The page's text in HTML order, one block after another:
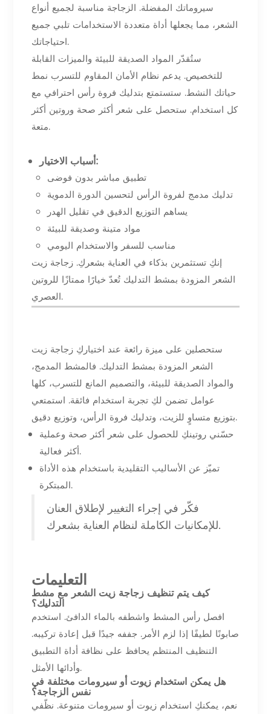
سيروماتك المفضلة. الزجاجة مناسبة لجميع أنواع
الشعر، مما يجعلها أداة متعددة الاستخدامات تلبي جميع
احتياجاتك.
ستُقدّر المواد الصديقة للبيئة والميزات القابلة
للتخصيص. يدعم نظام الأمان المقاوم للتسرب نمط
حياتك النشط. ستستمتع بتدليك فروة رأس احترافي مع
كل استخدام. ستحصل على شعر أكثر صحة وروتين أكثر
متعة.
أسباب الاختيار:
تطبيق مباشر بدون فوضى
تدليك مدمج لفروة الرأس لتحسين الدورة الدموية
يساهم التوزيع الدقيق في تقليل الهدر
مواد متينة وصديقة للبيئة
مناسب للسفر والاستخدام اليومي
إنكِ تستثمرين بذكاء في العناية بشعركِ. زجاجة زيت
الشعر المزودة بمشط التدليك تُعدّ خيارًا ممتازًا للروتين
العصري.
ستحصلين على ميزة رائعة عند اختياركِ زجاجة زيت
الشعر المزودة بمشط التدليك. فالمشط المدمج،
والمواد الصديقة للبيئة، والتصميم المانع للتسرب، كلها
عوامل تضمن لكِ تجربة استخدام فائقة. استمتعي
بتوزيع متساوٍ للزيت، وتدليك فروة الرأس، وتوزيع دقيق.
حسّني روتينكِ للحصول على شعر أكثر صحة وعملية
أكثر فعالية.
تميّز عن الأساليب التقليدية باستخدام هذه الأداة
المبتكرة.
فكّر في إجراء التغيير لإطلاق العنان
للإمكانيات الكاملة لنظام العناية بشعرك.
التعليمات
كيف يتم تنظيف زجاجة زيت الشعر مع مشط
التدليك؟
افصل رأس المشط واشطفه بالماء الدافئ. استخدم
صابونًا لطيفًا إذا لزم الأمر. جففه جيدًا قبل إعادة تركيبه.
التنظيف المنتظم يحافظ على نظافة أداة التطبيق
وأدائها الأمثل.
هل يمكن استخدام زيوت أو سيرومات مختلفة في
نفس الزجاجة؟
نعم، يمكنكِ استخدام زيوت أو سيرومات متنوعة. نظّفي